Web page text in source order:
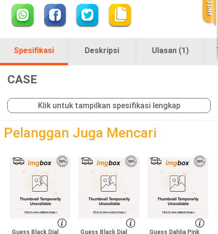
Spesifikasi Deskripsi Ulasan (1)
CASE
Klik untuk tampilkan spesifikasi lengkap
Pelanggan Juga Mencari
Guess Black Dial Guess Black Dial Guess Dahlia Pink